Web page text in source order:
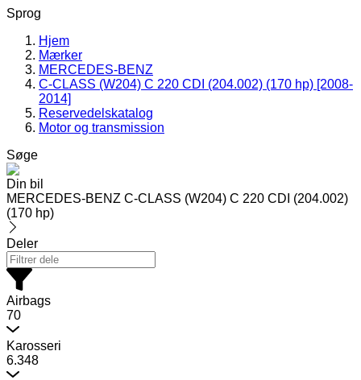
Sprog
Hjem
Mærker
MERCEDES-BENZ
C-CLASS (W204) C 220 CDI (204.002) (170 hp) [2008-
2014]
Reservedelskatalog
Motor og transmission
Søge
Din bil
MERCEDES-BENZ C-CLASS (W204) C 220 CDI (204.002)
(170 hp)
Deler
Airbags
70
Karosseri
6.348